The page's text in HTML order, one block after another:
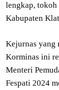
lengkap, tokoh
Kabupaten
Kejurnas yang
Korminas ini
Menteri
Fespati 2024